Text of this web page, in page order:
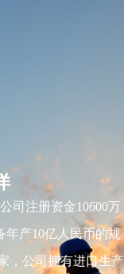
司注册资金10600万
年产10亿人民币的规
，公司拥有进口生产